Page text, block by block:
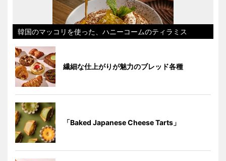
韓国のマッコリを使った、ハニーコームのティラミス
繊細な仕上がりが魅力のブレッド各種
「Baked Japanese Cheese Tarts」